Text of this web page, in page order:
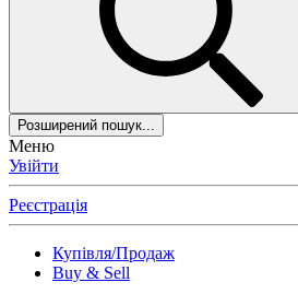
Розширений пошук...
Меню
Увійти
Реєстрація
Купівля/Продаж
Buy & Sell